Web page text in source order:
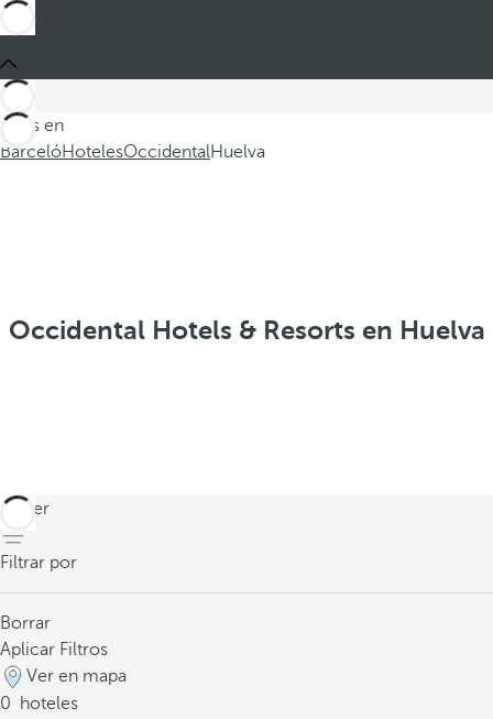
Estás en
BarcelóHotelesOccidentalHuelva
Occidental Hotels & Resorts en Huelva
volver
Filtrar por
Borrar
Aplicar Filtros
Ver en mapa
0
hoteles